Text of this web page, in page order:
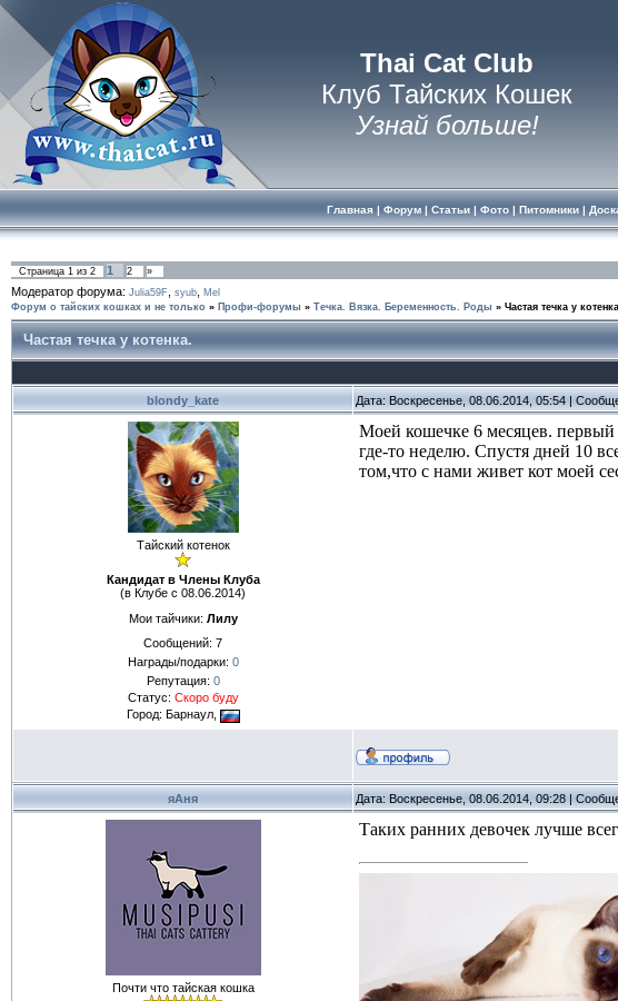
Thai Cat Club
Клуб Тайских Кошек
Узнай больше!
Главная| Форум| Статьи| Фото| Питомники|
Страница 1 из 2 1 2 »
Модератор форума: Julia59F syub
Mel
Форум о тайских кошках и не только » Профи-форумы » Течка. Вязка. Беременность. Роды » Частая течка у
Частая течка у котенка.
blondy_kate Дата: Воскресенье, 08.06.2014, 05:54 |
Тайский котенок
Кандидат в Члены Клуба
(в Клубе с 08.06.2014)
Мои тайчики: Лилу
Сообщений: 7
Награды/подарки: 0
Репутация: 0
Статус: Скоро буду
Город: Барнаул,
Моей кошечке 6 месяцев. первый
где-то неделю. Спустя дней 10
том,что с нами живет кот моей
яАня Дата: Воскресенье, 08.06.2014, 09:28 |
Почти что тайская кошка
Таких ранних девочек лучше